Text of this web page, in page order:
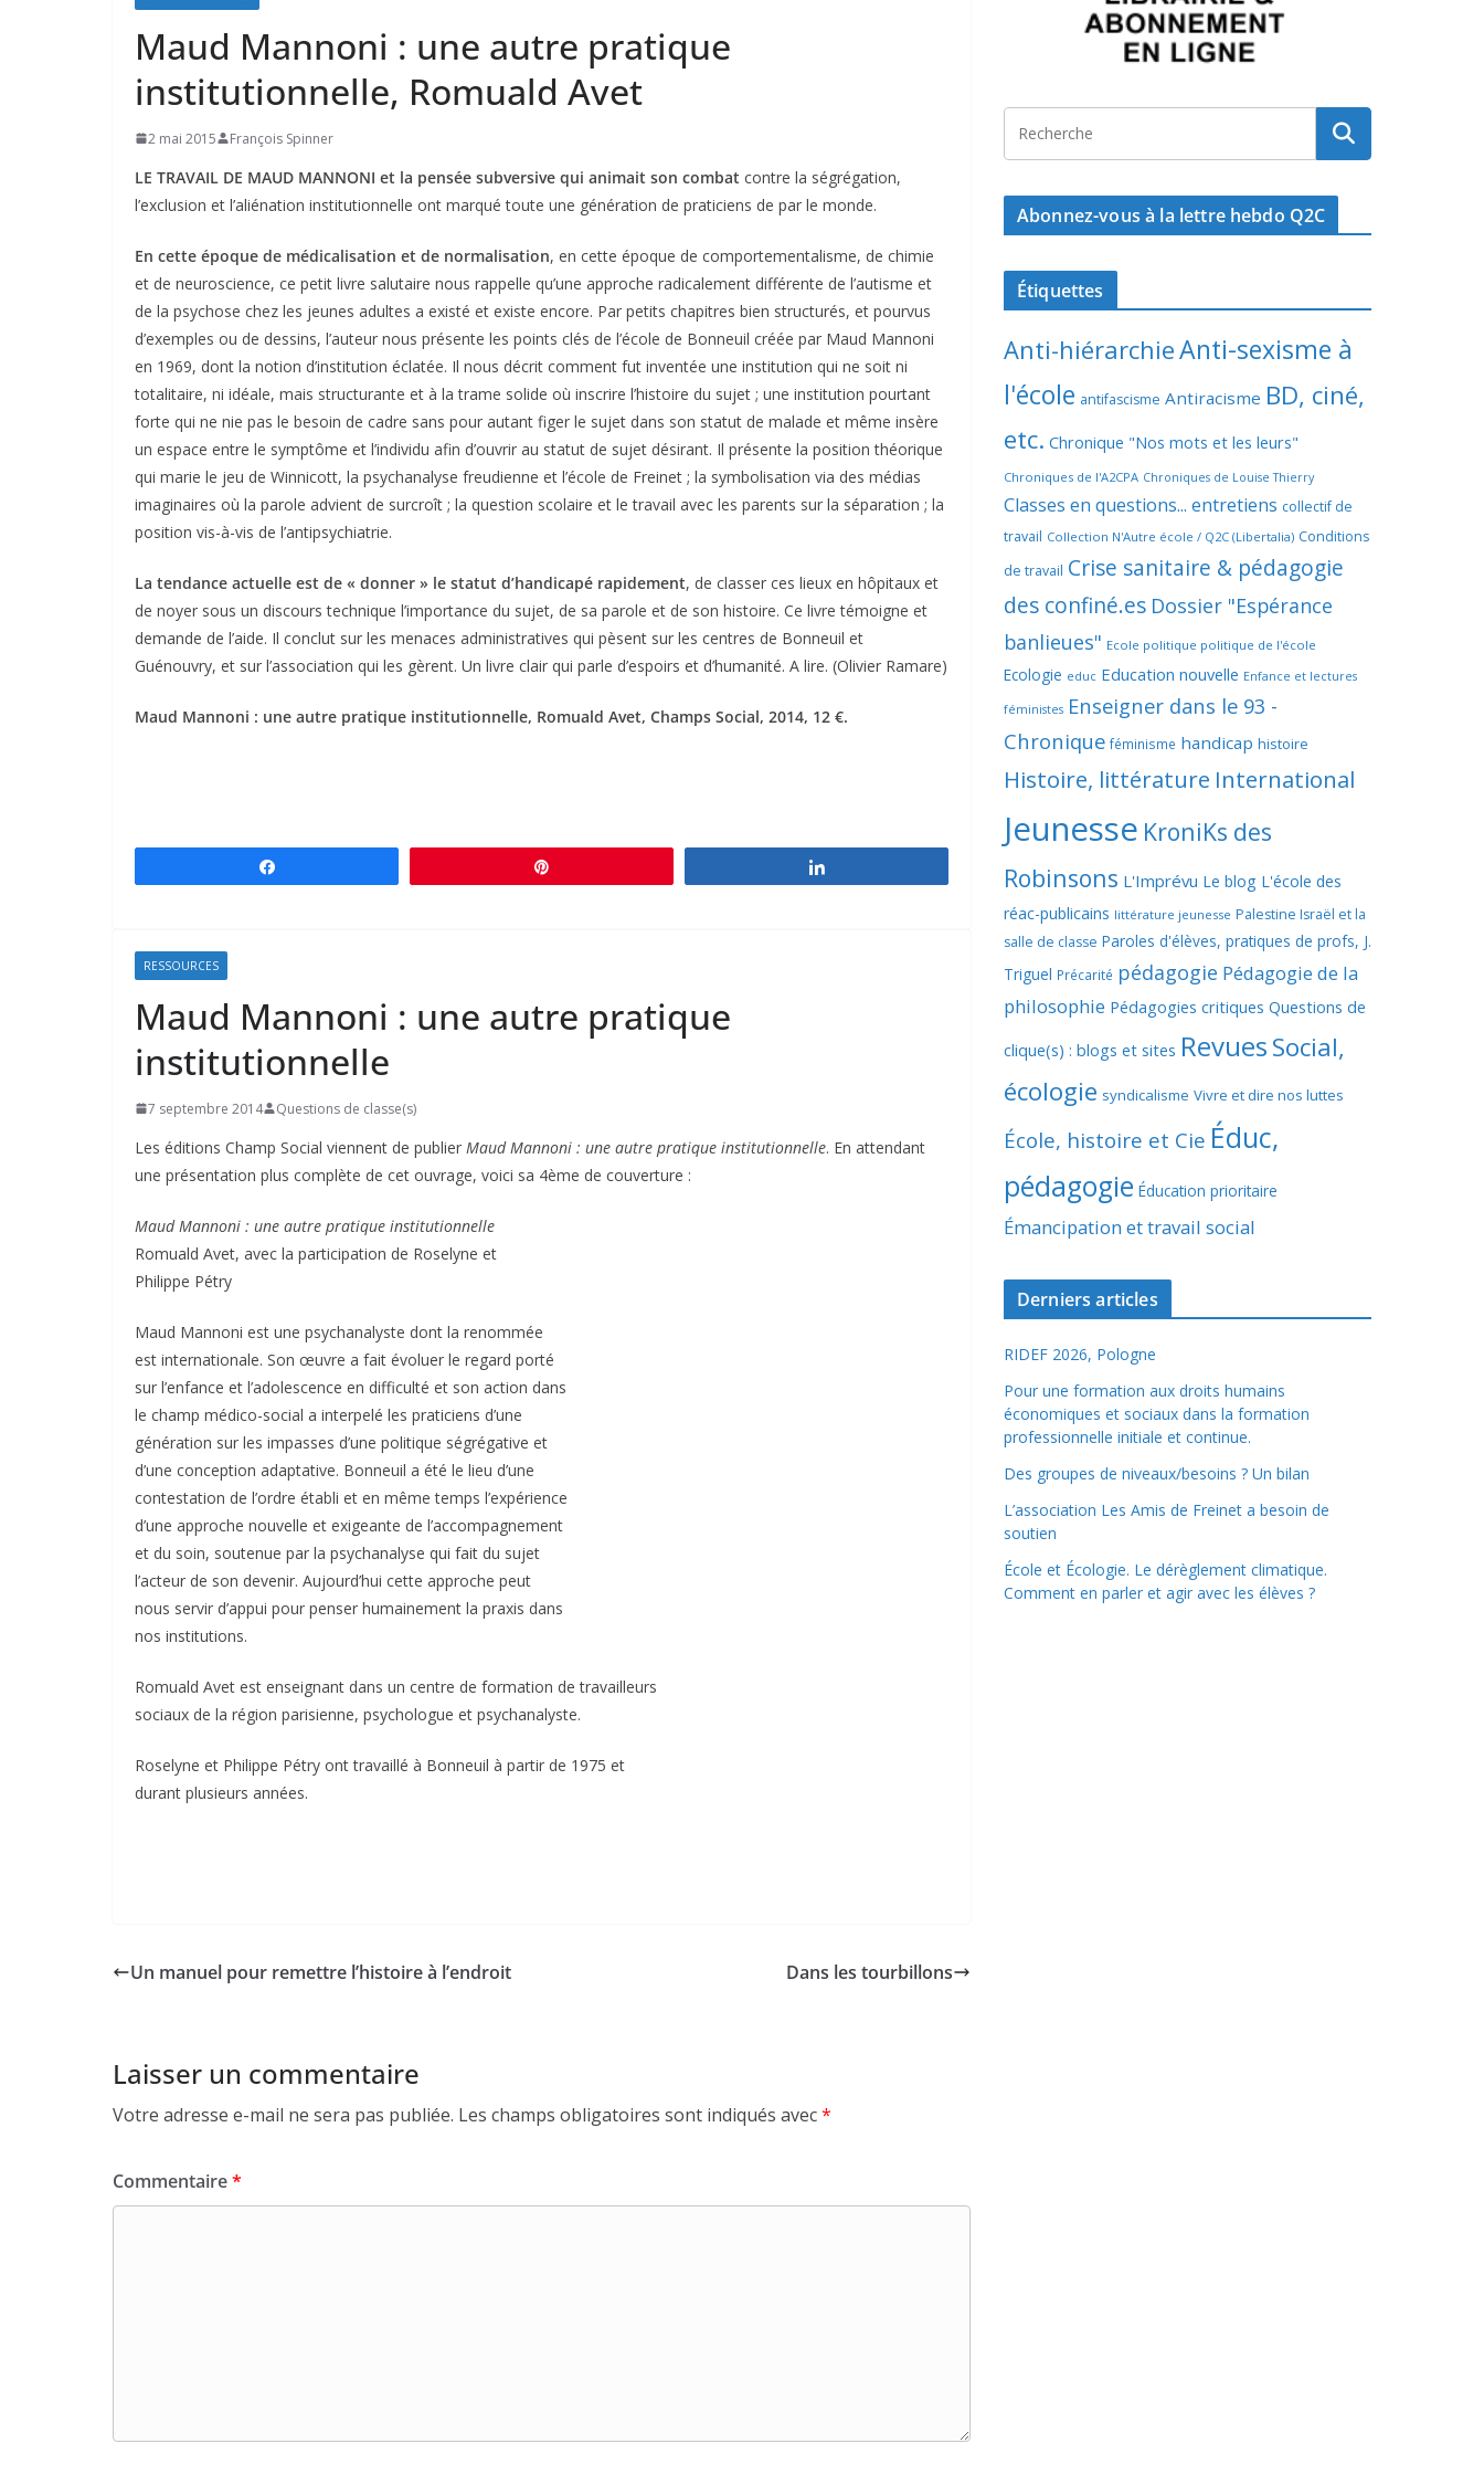
Maud Mannoni : une autre pratique
institutionnelle, Romuald Avet
2 mai 2015 François Spinner
LE TRAVAIL DE MAUD MANNONI et la pensée subversive qui animait son combat contre la ségrégation,
l’exclusion et l’aliénation institutionnelle ont marqué toute une génération de praticiens de par le monde.
En cette époque de médicalisation et de normalisation, en cette époque de comportementalisme, de chimie
et de neuroscience, ce petit livre salutaire nous rappelle qu’une approche radicalement différente de l’autisme et
de la psychose chez les jeunes adultes a existé et existe encore. Par petits chapitres bien structurés, et pourvus
d’exemples ou de dessins, l’auteur nous présente les points clés de l’école de Bonneuil créée par Maud Mannoni
en 1969, dont la notion d’institution éclatée. Il nous décrit comment fut inventée une institution qui ne soit ni
totalitaire, ni idéale, mais structurante et à la trame solide où inscrire l’histoire du sujet ; une institution pourtant
forte qui ne nie pas le besoin de cadre sans pour autant figer le sujet dans son statut de malade et même insère
un espace entre le symptôme et l’individu afin d’ouvrir au statut de sujet désirant. Il présente la position théorique
qui marie le jeu de Winnicott, la psychanalyse freudienne et l’école de Freinet ; la symbolisation via des médias
imaginaires où la parole advient de surcroît ; la question scolaire et le travail avec les parents sur la séparation ; la
position vis-à-vis de l’antipsychiatrie.
La tendance actuelle est de « donner » le statut d’handicapé rapidement, de classer ces lieux en hôpitaux et
de noyer sous un discours technique l’importance du sujet, de sa parole et de son histoire. Ce livre témoigne et
demande de l’aide. Il conclut sur les menaces administratives qui pèsent sur les centres de Bonneuil et
Guénouvry, et sur l’association qui les gèrent. Un livre clair qui parle d’espoirs et d’humanité. A lire. (Olivier Ramare)
Maud Mannoni : une autre pratique institutionnelle, Romuald Avet, Champs Social, 2014, 12 €.
RESSOURCES
Maud Mannoni : une autre pratique
institutionnelle
7 septembre 2014 Questions de classe(s)
Les éditions Champ Social viennent de publier Maud Mannoni : une autre pratique institutionnelle. En attendant
une présentation plus complète de cet ouvrage, voici sa 4ème de couverture :
Maud Mannoni : une autre pratique institutionnelle
Romuald Avet, avec la participation de Roselyne et
Philippe Pétry
Maud Mannoni est une psychanalyste dont la renommée
est internationale. Son œuvre a fait évoluer le regard porté
sur l’enfance et l’adolescence en difficulté et son action dans
le champ médico-social a interpelé les praticiens d’une
génération sur les impasses d’une politique ségrégative et
d’une conception adaptative. Bonneuil a été le lieu d’une
contestation de l’ordre établi et en même temps l’expérience
d’une approche nouvelle et exigeante de l’accompagnement
et du soin, soutenue par la psychanalyse qui fait du sujet
l’acteur de son devenir. Aujourd’hui cette approche peut
nous servir d’appui pour penser humainement la praxis dans
nos institutions.
Romuald Avet est enseignant dans un centre de formation de travailleurs
sociaux de la région parisienne, psychologue et psychanalyste.
Roselyne et Philippe Pétry ont travaillé à Bonneuil à partir de 1975 et
durant plusieurs années.
Un manuel pour remettre l’histoire à l’endroit Dans les tourbillons
Laisser un commentaire
Votre adresse e-mail ne sera pas publiée. Les champs obligatoires sont indiqués avec*
Commentaire*
Abonnez-vous à la lettre hebdo Q2C
Étiquettes
Anti-hiérarchieAnti-sexisme à
l'école antifascisme Antiracisme BD, ciné,
etc. Chronique "Nos mots et les leurs"
Chroniques de l'A2CPA Chroniques de Louise Thierry
Classes en questions... entretiens collectif de
travail Collection N'Autre école / Q2C (Libertalia) Conditions
de travail Crise sanitaire & pédagogie
des confiné.es Dossier "Espérance
banlieues" Ecole politique politique de l'école
Ecologie educ Education nouvelle Enfance et lectures
féministes Enseigner dans le 93 -
Chronique féminisme handicap histoire
Histoire, littérature International
Jeunesse KroniKs des
Robinsons L'Imprévu Le blog L'école des
réac-publicains littérature jeunesse Palestine Israël et la
salle de classe Paroles d'élèves, pratiques de profs, J.
Triguel Précarité pédagogie Pédagogie de la
philosophie Pédagogies critiques Questions de
clique(s) : blogs et sites RevuesSocial,
écologie syndicalisme Vivre et dire nos luttes
École, histoire et Cie Éduc,
pédagogie Éducation prioritaire
Émancipation et travail social
Derniers articles
RIDEF 2026, Pologne
Pour une formation aux droits humains
économiques et sociaux dans la formation
professionnelle initiale et continue.
Des groupes de niveaux/besoins ? Un bilan
L’association Les Amis de Freinet a besoin de
soutien
École et Écologie. Le dérèglement climatique.
Comment en parler et agir avec les élèves ?